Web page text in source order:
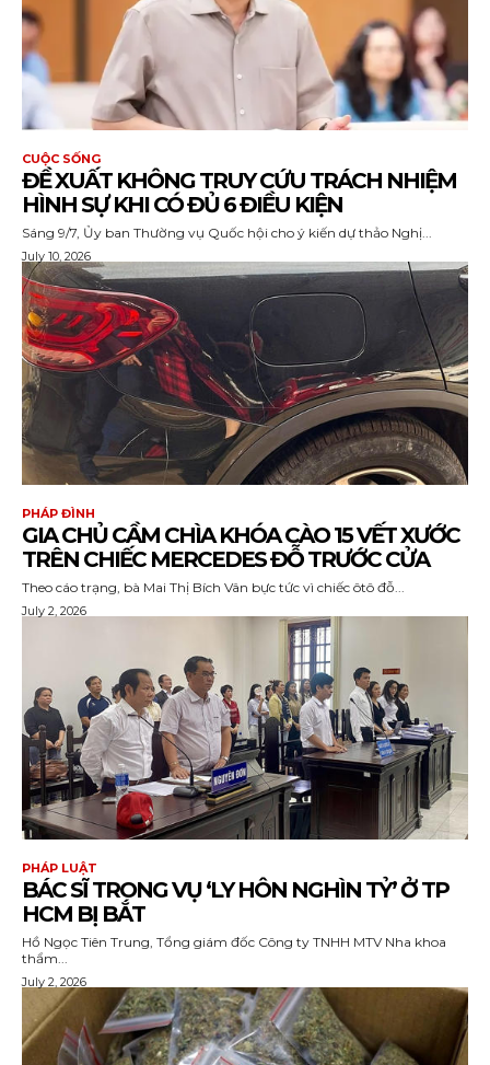
CUỘC SỐNG
ĐỀ XUẤT KHÔNG TRUY CỨU TRÁCH NHIỆM
HÌNH SỰ KHI CÓ ĐỦ 6 ĐIỀU KIỆN
Sáng 9/7, Ủy ban Thường vụ Quốc hội cho ý kiến dự thảo Nghị...
July 10, 2026
PHÁP ĐÌNH
GIA CHỦ CẦM CHÌA KHÓA CÀO 15 VẾT XƯỚC
TRÊN CHIẾC MERCEDES ĐỖ TRƯỚC CỬA
Theo cáo trạng, bà Mai Thị Bích Vân bực tức vì chiếc ôtô đỗ...
July 2, 2026
PHÁP LUẬT
BÁC SĨ TRONG VỤ ‘LY HÔN NGHÌN TỶ’ Ở TP
HCM BỊ BẮT
Hồ Ngọc Tiên Trung, Tổng giám đốc Công ty TNHH MTV Nha khoa
thẩm...
July 2, 2026